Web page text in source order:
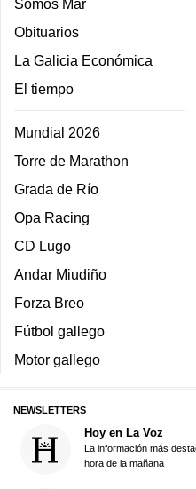
Obituarios
La Galicia Económica
El tiempo
Mundial 2026
Torre de Marathon
Grada de Río
Opa Racing
CD Lugo
Andar Miudiño
Forza Breo
Fútbol gallego
Motor gallego
NEWSLETTERS
Hoy en La Voz
La información más
hora de la mañana